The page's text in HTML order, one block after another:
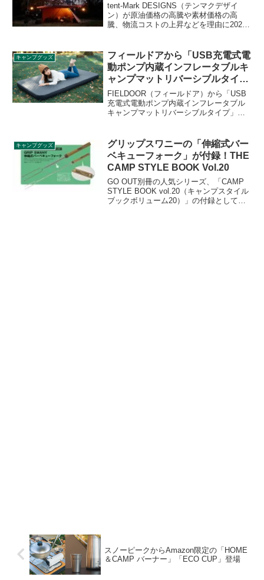
tent-Mark DESIGNS（テンマクデザイ
ン）が原油価格の高騰や素材価格の高
騰、物流コストの上昇などを理由に2023
値上げの対象になっています。詳細をレ
ビューします。
キャンプグッズ
フィールドアから「USB充電式電
動ポンプ内蔵インフレータブルキ
ャンプマットリバーシブルタイ
プ」登場
FIELDOOR（フィールドア）から「USB
充電式電動ポンプ内蔵インフレータブル
キャンプマットリバーシブルタイプ」が
132cm、ゆったりサイズのマットです。
内蔵電動ポンプ付きでスピーディーに使
用できます。詳細をレビューします。
キャンプグッズ
グリップスワニーの「伸縮式バー
ベキューフォーク」が付録！THE
CAMP STYLE BOOK Vol.20
GO OUT別冊の人気シリーズ、「CAMP
STYLE BOOK vol.20（キャンプスタイル
ブックボリューム20）」の付録として
スノーピークからAmazon限定の「HOME
＆CAMP バーナー」「ECO CUP」登場